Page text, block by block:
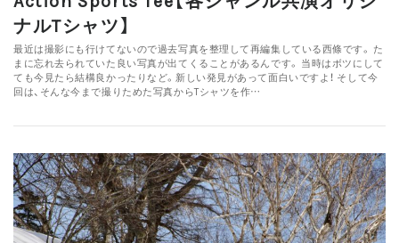
ナルTシャツ】
最近は撮影にも行けてないので過去写真を整理して再編集している西條です。 た
まに忘れ去られていた良い写真が出てくることがあるんです。 当時はボツにして
ても今見たら結構良かったりなど。新しい発見があって面白いですよ！ そして今
回は、そんな今まで撮りためた写真からTシャツを作…